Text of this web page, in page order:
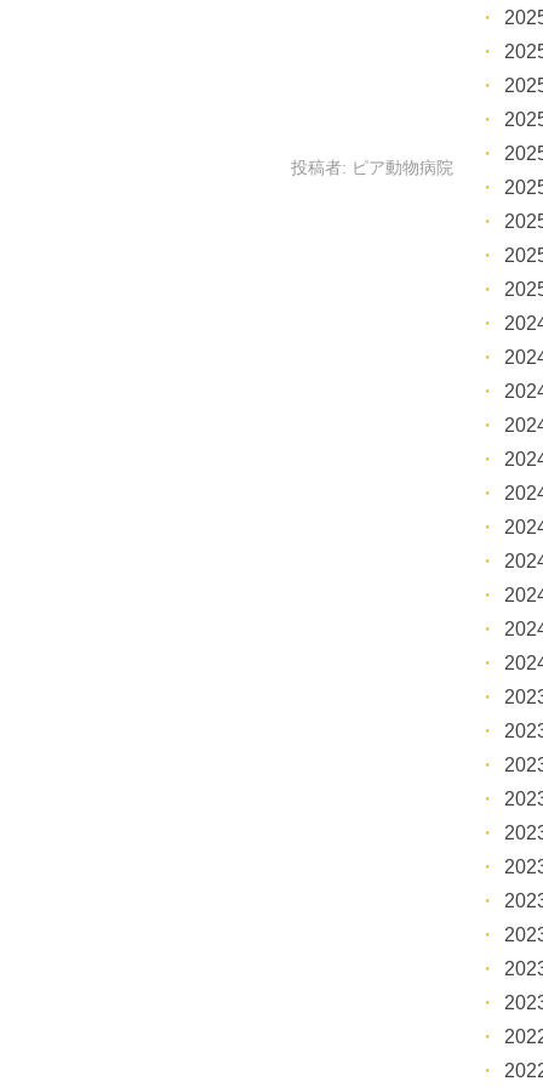
投稿者: ピア動物病院